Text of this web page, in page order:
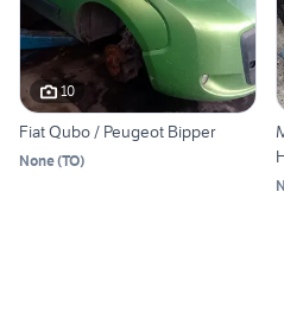
10
Fiat Qubo / Peugeot Bipper
None(TO)